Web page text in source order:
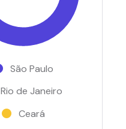
São Paulo
Rio de Janeiro
Ceará